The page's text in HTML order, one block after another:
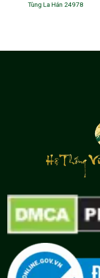
Tùng La Hán 24978